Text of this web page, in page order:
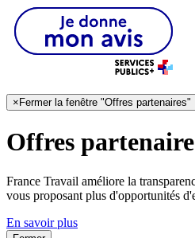
×Fermer la fenêtre "Offres partenaires"
Offres
France Travail améliore la
vous proposant plus d'opportunités
En savoir plus